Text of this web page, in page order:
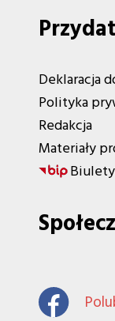
Deklaracja
Polityka
Redakcja
Materiały